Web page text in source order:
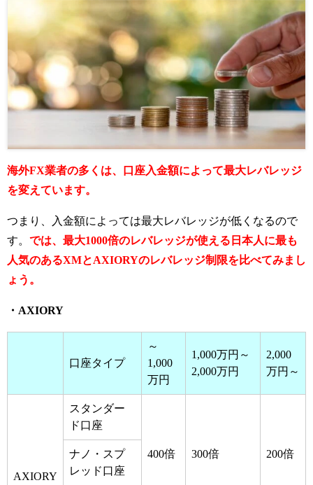
海外FX業者の多くは、口座入金額によって最大レバレッジ
を変えています。
つまり、入金額によっては最大レバレッジが低くなるので
す。 では、最大1000倍のレバレッジが使える日本人に最も
人気のあるXMとAXIORYのレバレッジ制限を比べてみまし
ょう。
・AXIORY
口座タイプ
～
1,000
万円
1,000万円～
2,000万円
2,000
万円～
AXIORY
スタンダー
ド口座
400倍 300倍 200倍
ナノ・スプ
レッド口座